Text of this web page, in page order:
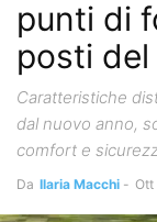
punti di
posti
Caratteristiche
dal nuovo anno,
comfort e
Da Ilaria Macchi - Ott